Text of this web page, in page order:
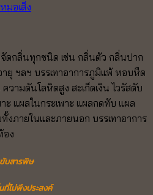
มอเส็ง
฿.
ดกลิ่นทุกชนิด เช่น กลิ่นตัว กลิ่นปาก
ยุ ฯลฯ บรรเทาอาการภูมิแพ้ หอบหืด
วามดันโลหิตสูง สะเก็ดเงิน ไวรัสตับ
าะ แผลในกระเพาะ แผลกดทับ แผล
งภายในและภายนอก บรรเทาอาการ
อง
ขับสารพิษ
ที่ไม่พึงประสงค์